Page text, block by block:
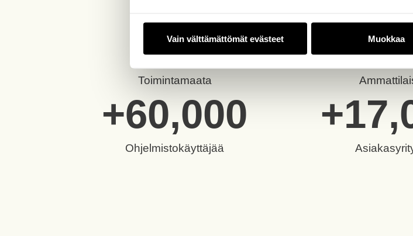
Vain välttämättömät evästeet Muokkaa
Toimintamaata
4 +
Ohjelmistokäyttäjää
+60,000 +